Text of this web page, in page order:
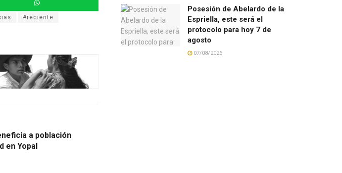
#reciente
a población
en Yopal
Posesión de Abelardo de la
Espriella, este será el
protocolo para hoy 7 de
agosto
07/08/2026